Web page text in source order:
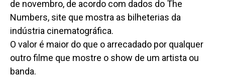
de novembro, de acordo com dados do The
Numbers, site que mostra as bilheterias da
indústria cinematográfica.
O valor é maior do que o arrecadado por qualquer
outro filme que mostre o show de um artista ou
banda.